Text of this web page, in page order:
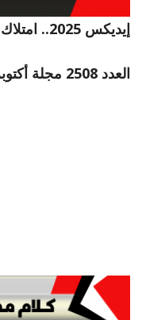
إيديكس 2025.. امتلاك القوة
العدد 2508 مجلة أكتوبر